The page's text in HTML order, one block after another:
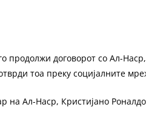
продолжи договорот со Ал-
тоа преку социјалните
на Ал-Наср, Кристијано